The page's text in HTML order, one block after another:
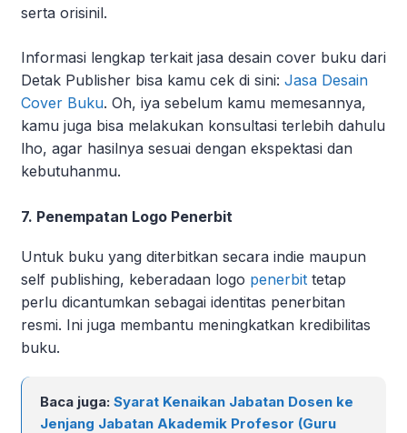
serta orisinil.
Informasi lengkap terkait jasa desain cover buku dari
Detak Publisher bisa kamu cek di sini: Jasa Desain
Cover Buku. Oh, iya sebelum kamu memesannya,
kamu juga bisa melakukan konsultasi terlebih dahulu
lho, agar hasilnya sesuai dengan ekspektasi dan
kebutuhanmu.
7. Penempatan Logo Penerbit
Untuk buku yang diterbitkan secara indie maupun
self publishing, keberadaan logo penerbit tetap
perlu dicantumkan sebagai identitas penerbitan
resmi. Ini juga membantu meningkatkan kredibilitas
buku.
Baca juga: Syarat Kenaikan Jabatan Dosen ke
Jenjang Jabatan Akademik Profesor (Guru